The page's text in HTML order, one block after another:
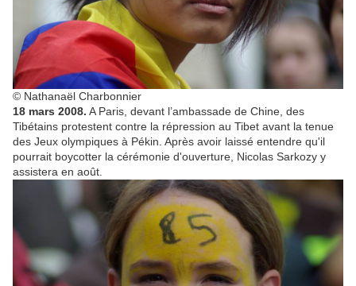
© Nathanaël Charbonnier
18 mars 2008. A Paris, devant l’ambassade de Chine, des
Tibétains protestent contre la répression au Tibet avant la tenue
des Jeux olympiques à Pékin. Après avoir laissé entendre qu'il
pourrait boycotter la cérémonie d'ouverture, Nicolas Sarkozy y
assistera en août.